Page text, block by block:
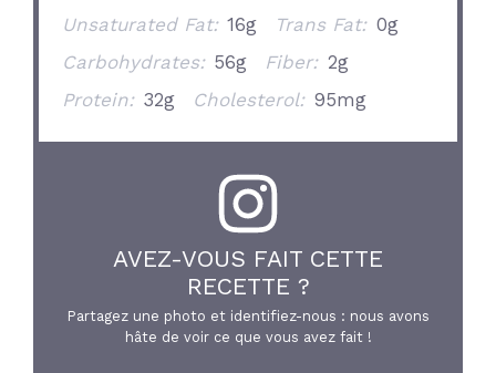
Unsaturated Fat: 16g Trans Fat: 0g
Carbohydrates: 56g Fiber: 2g
Protein: 32g Cholesterol: 95mg
AVEZ-VOUS FAIT CETTE
RECETTE ?
Partagez une photo et identifiez-nous : nous avons
hâte de voir ce que vous avez fait !